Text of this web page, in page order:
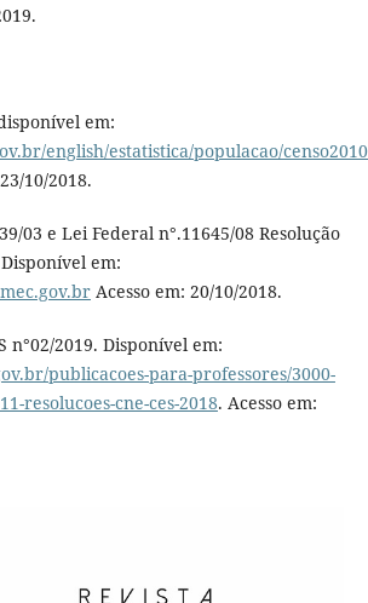
em:
english/estatistica/populacao/
10/2018.
03 e Lei Federal n°.11645/08 Resolução
Disponível em:
Acesso em: 20/10/2018.
n°02/2019. Disponível em:
publicacoes-para-professores/3000-
resolucoes-cne-ces-2018. Acesso em: